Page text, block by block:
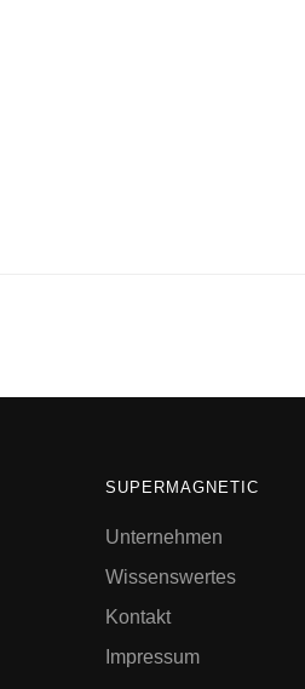
SUPERMAGNETIC
Unternehmen
Wissenswertes
Kontakt
Impressum